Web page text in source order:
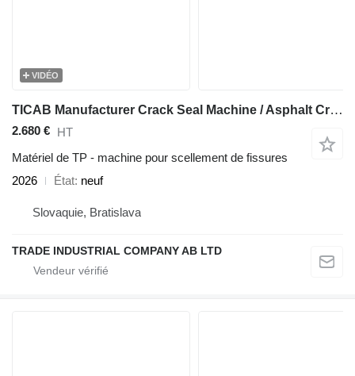
VIDÉO
TICAB Manufacturer Crack Seal Machine / Asphalt Crack Fill Machine
2.680 € HT
Matériel de TP - machine pour scellement de fissures
2026
État neuf
Slovaquie, Bratislava
TRADE INDUSTRIAL COMPANY AB LTD